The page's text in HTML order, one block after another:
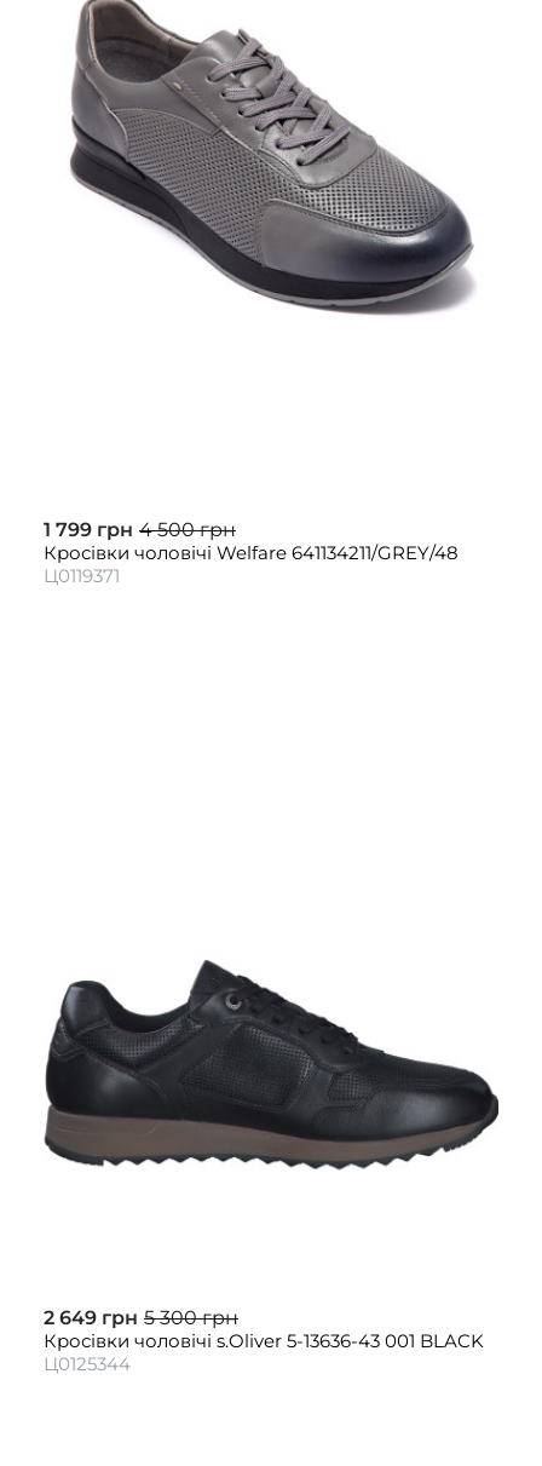
1 799 грн 4 500 грн
Кросівки чоловічі Welfare 641134211/GREY/48
Ц0119371
2 649 грн 5 300 грн
Кросівки чоловічі s.Oliver 5-13636-43 001 BLACK
Ц0125344